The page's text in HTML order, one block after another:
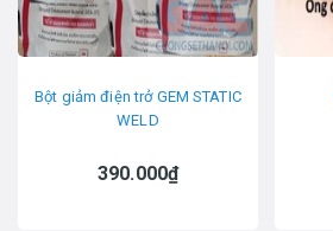
Bột giảm điện trở GEM STATIC
WELD
390.000₫